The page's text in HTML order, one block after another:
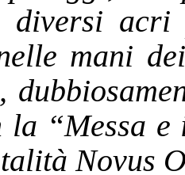
diversi
mani
“Messa
Novus